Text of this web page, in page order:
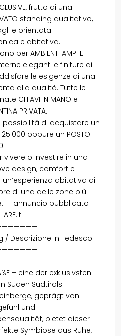
frutto di una
standing qualitativo,
e orientata
e abitativa.
per AMBIENTI AMPI E
eleganti e finiture di
le esigenze di una
alla qualità. Tutte le
CHIAVI IN MANO e
PRIVATA.
possibilità di acquistare un
25.000 oppure un POSTO
vivere o investire in una
design, comfort e
abitativa di
di una delle zone più
— annuncio pubblicato
/ Descrizione in Tedesco
– eine der exklusivsten
Süden Südtirols.
geprägt von
und
bietet dieser
Symbiose aus Ruhe,